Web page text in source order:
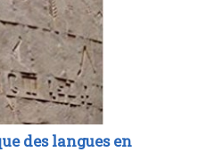
des langues en